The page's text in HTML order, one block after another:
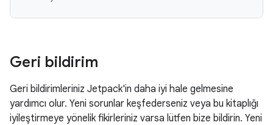
Geri bildirim
Geri bildirimleriniz Jetpack'in daha iyi hale gelmesine
yardımcı olur. Yeni sorunlar keşfederseniz veya bu kitaplığı
iyileştirmeye yönelik fikirleriniz varsa lütfen bize bildirin. Yeni